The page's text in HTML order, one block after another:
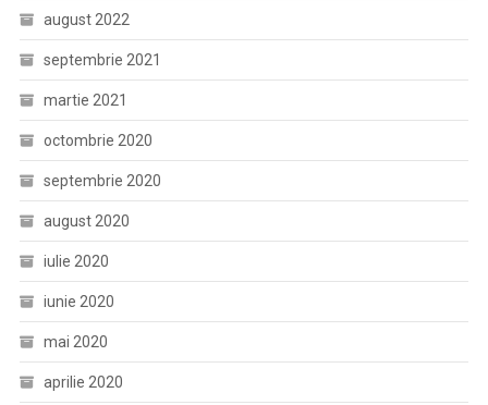
august 2022
septembrie 2021
martie 2021
octombrie 2020
septembrie 2020
august 2020
iulie 2020
iunie 2020
mai 2020
aprilie 2020